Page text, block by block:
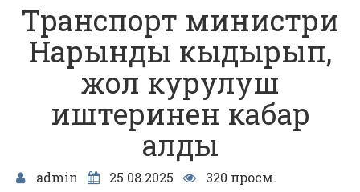
Транспорт министри
Нарынды кыдырып,
жол курулуш
иштеринен кабар
алды
admin 25.08.2025
320 просм.